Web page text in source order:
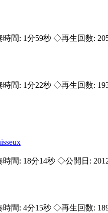
間: 1分59秒 ◇再生回数:
間: 1分22秒 ◇再生回数:
間: 18分14秒 ◇公開日:
間: 4分15秒 ◇再生回数: